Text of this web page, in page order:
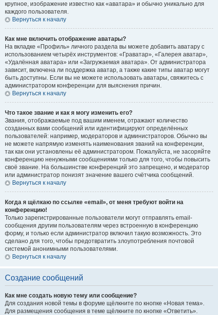
крупное, изображение известно как «аватара» и обычно уникально для
каждого пользователя.
Вернуться к началу
Как мне включить отображение аватары?
На вкладке «Профиль» личного раздела вы можете добавить аватару с
использованием четырёх инструментов: «Граватар», «Галерея аватар»,
«Удалённая аватара» или «Загружаемая аватара». От администратора
зависит, включена ли поддержка аватар, а также какие типы аватар могут
быть доступны. Если вы не можете использовать аватары, свяжитесь с
администратором конференции для выяснения причин.
Вернуться к началу
Что такое звание и как я могу изменить его?
Звания, отображаемые под вашим именем, отражают количество
созданных вами сообщений или идентифицируют определённых
пользователей: например, модераторов и администраторов. Обычно вы
не можете напрямую изменять наименования званий на конференции,
так как они установлены её администратором. Пожалуйста, не засоряйте
конференцию ненужными сообщениями только для того, чтобы повысить
своё звание. На большинстве конференций это запрещено, и модератор
или администратор понизят значение вашего счётчика сообщений.
Вернуться к началу
Когда я щёлкаю по ссылке «email», от меня требуют войти на
конференцию!
Только зарегистрированные пользователи могут отправлять email-
сообщения другим пользователям через встроенную в конференцию
форму, и только если администратор включил такую возможность. Это
сделано для того, чтобы предотвратить злоупотребления почтовой
системой анонимными пользователями.
Вернуться к началу
Создание сообщений
Как мне создать новую тему или сообщение?
Для создания новой темы в форуме щёлкните по кнопке «Новая тема».
Для размещения сообщения в теме щёлкните по кнопке «Ответить».